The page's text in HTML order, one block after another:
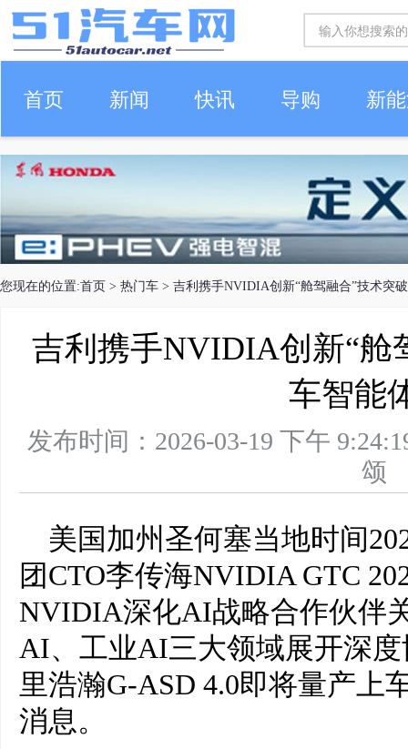
首页 新闻 快讯 导购 新
车生活
您现在的位置:首页 > 热门车 > 吉利携手NVIDIA创新“舱驾融合”技术突
吉利携手NVIDIA创新“舱
车智能
发布时间：2026-03-19 下午
美国加州圣何塞当地时间
团CTO李传海NVIDIA GTC
NVIDIA深化AI战略合作伙伴
AI、工业AI三大领域展开深
里浩瀚G-ASD 4.0即将量产上
消息。